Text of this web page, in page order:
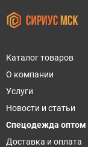
Каталог товаров
О компании
Услуги
Новости и статьи
Спецодежда оптом
Доставка и оплата